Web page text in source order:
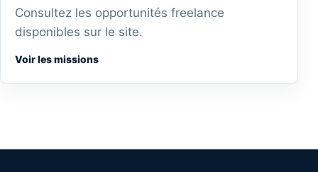
Consultez les opportunités freelance
disponibles sur le site.
Voir les missions